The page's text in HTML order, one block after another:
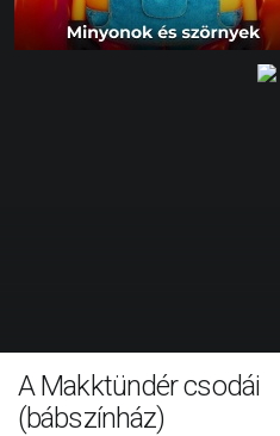
A Makktündér csodái
(bábszínház)